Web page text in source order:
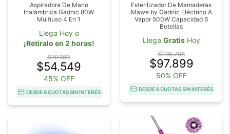
Aspiradora De Mano
Inalámbrica Gadnic 80W
Multiuso 4 En 1
Llega Hoy o
¡Retiralo en 2 horas!
$99.180
$54.549
45% OFF
DESDE 6 CUOTAS SIN INTERÉS
Esterilizador De Mamaderas
Mawe by Gadnic Eléctrico A
Vapor 500W Capacidad 6
Botellas
Llega GratisHoy
$195.798
$97.899
50% OFF
DESDE 6 CUOTAS SIN INTERÉS